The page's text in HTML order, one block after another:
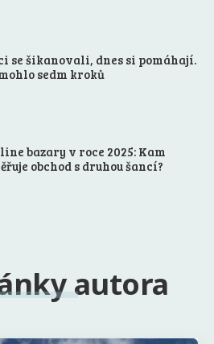
se šikanovali, dnes si pomáhají.
sedm kroků
bazary v roce 2025: Kam
obchod s druhou šancí?
autora